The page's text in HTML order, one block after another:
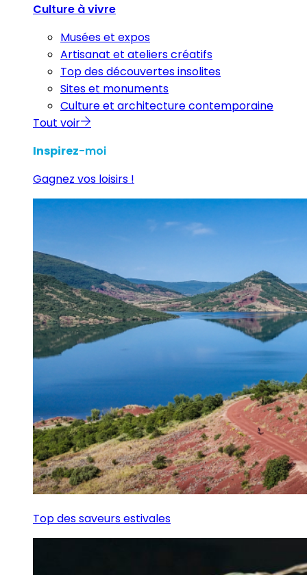
Culture à vivre
Musées et expos
Artisanat et ateliers créatifs
Top des découvertes insolites
Sites et monuments
Culture et architecture contemporaine
Tout voir
Inspirez-moi
Gagnez vos loisirs !
Top des saveurs estivales